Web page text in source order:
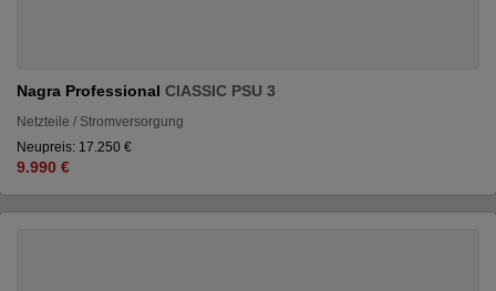
Nagra Professional ClASSIC PSU 3
Netzteile / Stromversorgung
Neupreis: 17.250 €
9.990 €